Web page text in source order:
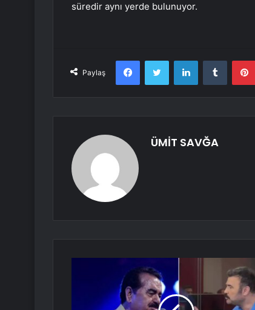
süredir aynı yerde bulunuyor.
Paylaş
FacebookTwitter LinkedInTumblr
ÜMİT SAVĞA